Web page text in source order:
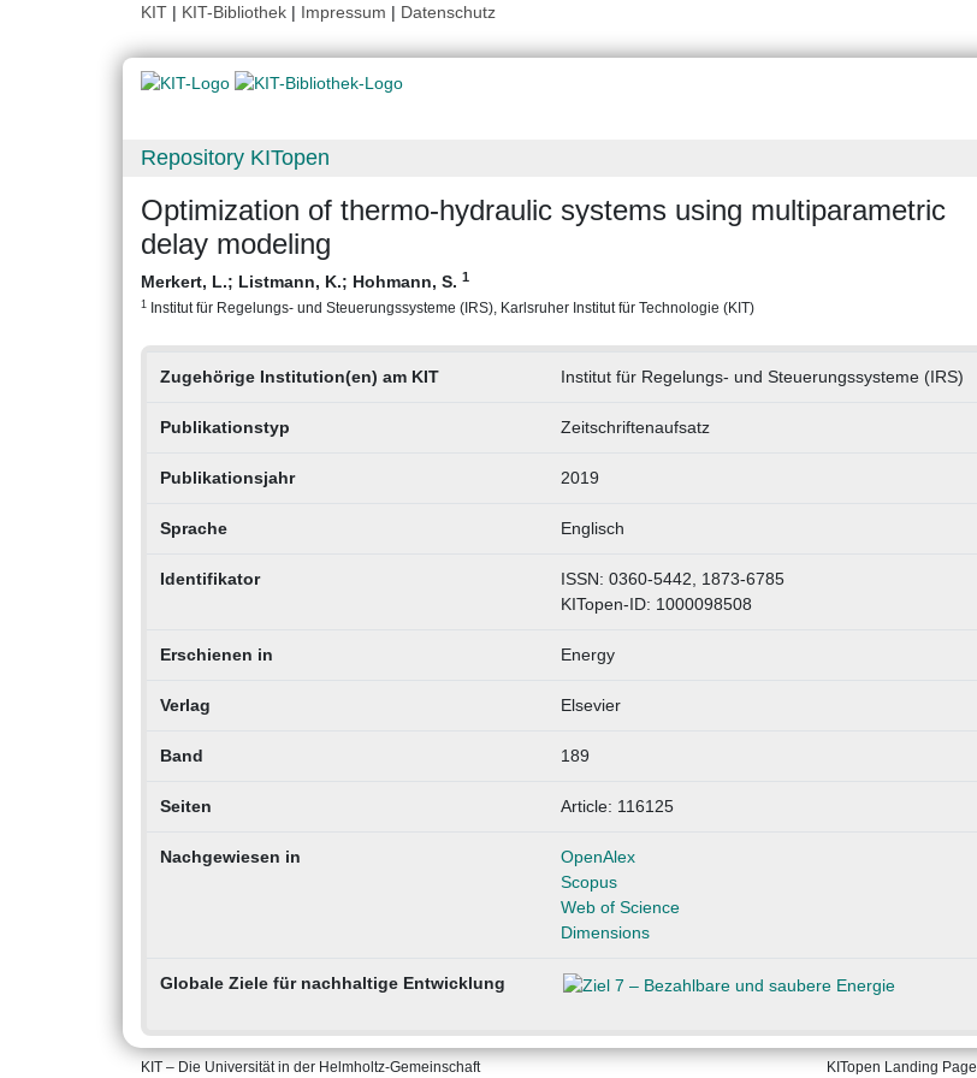
KIT | KIT-Bibliothek | Impressum | Datenschutz
Repository KITopen
Optimization of thermo-hydraulic systems using multiparametric
delay modeling
Merkert, L.; Listmann, K.; Hohmann, S. 1
1 Institut für Regelungs- und Steuerungssysteme (IRS), Karlsruher Institut für Technologie (KIT)
Zugehörige Institution(en) am KIT Institut für Regelungs- und Steuerungssysteme (IRS)
Publikationstyp Zeitschriftenaufsatz
Publikationsjahr 2019
Sprache Englisch
Identifikator
ISSN: 0360-5442, 1873-6785
KITopen-ID: 1000098508
Erschienen in Energy
Verlag Elsevier
Band 189
Seiten Article: 116125
Nachgewiesen in
OpenAlex
Scopus
Web of Science
Dimensions
Globale Ziele für nachhaltige Entwicklung
KIT – Die Universität in der Helmholtz-Gemeinschaft KITopen Landing Page